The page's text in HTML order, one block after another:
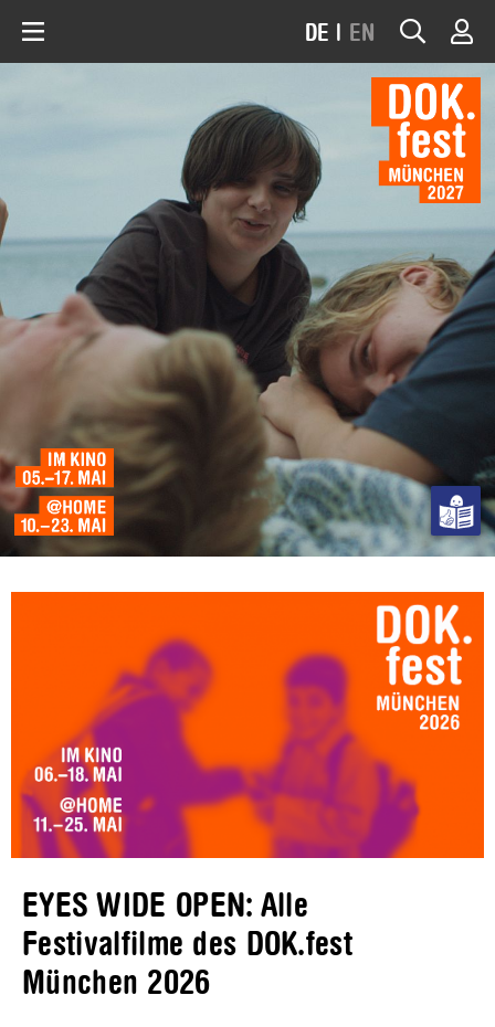
DE | EN
EYES WIDE OPEN: Alle
Festivalfilme des DOK.fest
München 2026